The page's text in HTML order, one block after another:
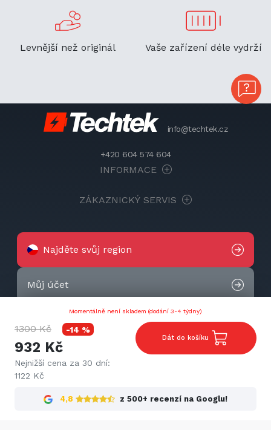
Momentálně není skladem (dodání 3-4 týdny)
1300 Kč -14 %
932 Kč
Nejnižší cena za 30 dní:
1122 Kč
Dát do košíku
4,8 z 500+ recenzí na Googlu!
Levnější než originál Vaše zařízení déle vydrží
info@techtek.cz
+420 604 574 604
INFORMACE
ZÁKAZNICKÝ SERVIS
Najděte svůj region
Můj účet
Kontaktujte nás